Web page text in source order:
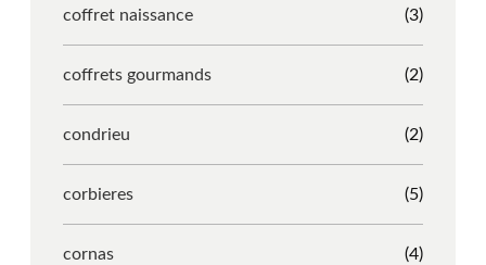
coffret naissance (3)
coffrets gourmands (2)
condrieu (2)
corbieres (5)
cornas (4)